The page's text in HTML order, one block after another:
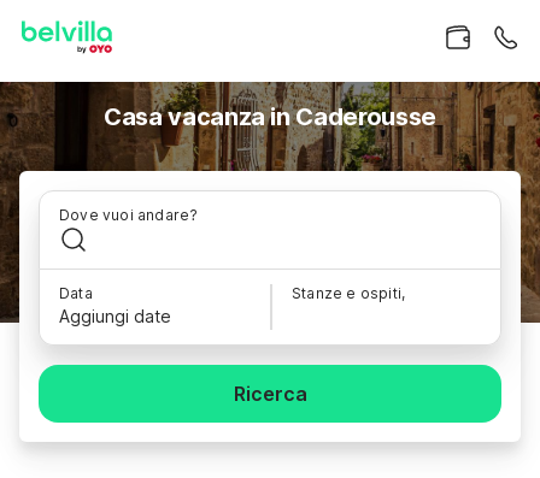
Casa vacanza in Caderousse
Dove vuoi andare?
Data
Aggiungi date
Stanze e ospiti,
Ricerca